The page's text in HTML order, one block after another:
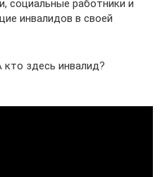
социальные работники и
инвалидов в своей
здесь инвалид?